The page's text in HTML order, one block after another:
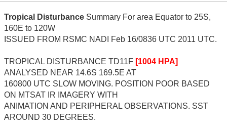
Tropical Disturbance Summary For area Equator to 25S,
160E to 120W
ISSUED FROM RSMC NADI Feb 16/0836 UTC 2011 UTC.
TROPICAL DISTURBANCE TD11F [1004 HPA]
ANALYSED NEAR 14.6S 169.5E AT
160800 UTC SLOW MOVING. POSITION POOR BASED
ON MTSAT IR IMAGERY WITH
ANIMATION AND PERIPHERAL OBSERVATIONS. SST
AROUND 30 DEGREES.